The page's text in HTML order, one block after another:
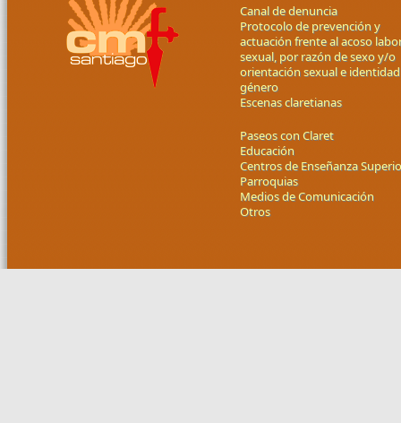
Canal de denuncia
Protocolo de prevención y
actuación frente al acoso
sexual, por razón de sexo y/o
orientación sexual e
género
Escenas claretianas
Paseos con Claret
Educación
Centros de Enseñanza
Parroquias
Medios de Comunicación
Otros